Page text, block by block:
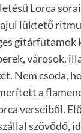
Lorca
lüktető
gitárfutamok
városok,
Nem csoda,
a
verseiből.
szövődő,